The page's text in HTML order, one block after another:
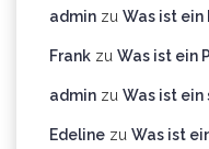
admin zu Was ist ein
Frank zu Was ist ein
admin zu Was ist
Edeline zu Was ist